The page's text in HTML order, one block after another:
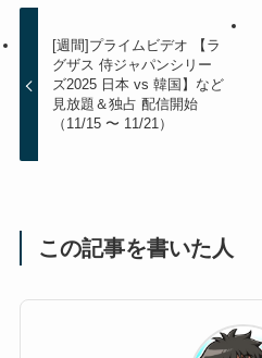
[週間]プライムビデオ 【ラ
グザス 侍ジャパンシリー
ズ2025 日本 vs 韓国】など
見放題＆独占 配信開始
（11/15 〜 11/21）
この記事を書いた人